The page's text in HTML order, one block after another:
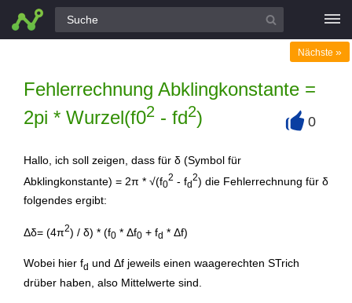
Alle Fragen
Fehlerrechnung Abklingkonstante =
2pi * Wurzel(f02 - fd2)
Nächste »
0
Hallo, ich soll zeigen, dass für δ (Symbol für
Abklingkonstante) = 2π * √(f0
2 - fd
2) die Fehlerrechnung für δ
folgendes ergibt:
Δδ= (4π2) / δ) * (f0 * Δf0 + fd * Δf)
Wobei hier fd und Δf jeweils einen waagerechten STrich
drüber haben, also Mittelwerte sind.